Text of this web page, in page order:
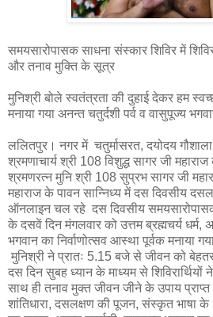
समयसारोपासक साधना संस्कार शिविर में
और तनाव मुक्ति के सूत्र
मुनिश्री बोले स्वतंत्रता की दुहाई देकर हम
मनाया गया अनन्त चतुर्दशी पर्व व वासुपूज्य
ललितपुर। नगर में चतुर्मासरत, दयोदय गौशाला
श्रमणाचार्य श्री 108 विशुद्ध सागर जी
श्रमणरत्न मुनि श्री 108 सुप्रभ सागर जी
महाराज के पावन सान्निध्य में दस दिवसीय
ऑनलाइन चल रहे दस दिवसीय समयसारोपासक
के दसवें दिन मंगलवार को उत्तम ब्रह्मचर्य धर्म,
भगवान का निर्वाणोत्सव आस्था पूर्वक मनाया
मुनिश्री ने प्रातः 5.15 बजे से जीवन को
दस दिन सुबह ध्यान के माध्यम से
साथ ही तनाव मुक्त जीवन जीने के उपाय
शांतिधारा, दसलक्षण की पूजन, संस्कृत भाषा के